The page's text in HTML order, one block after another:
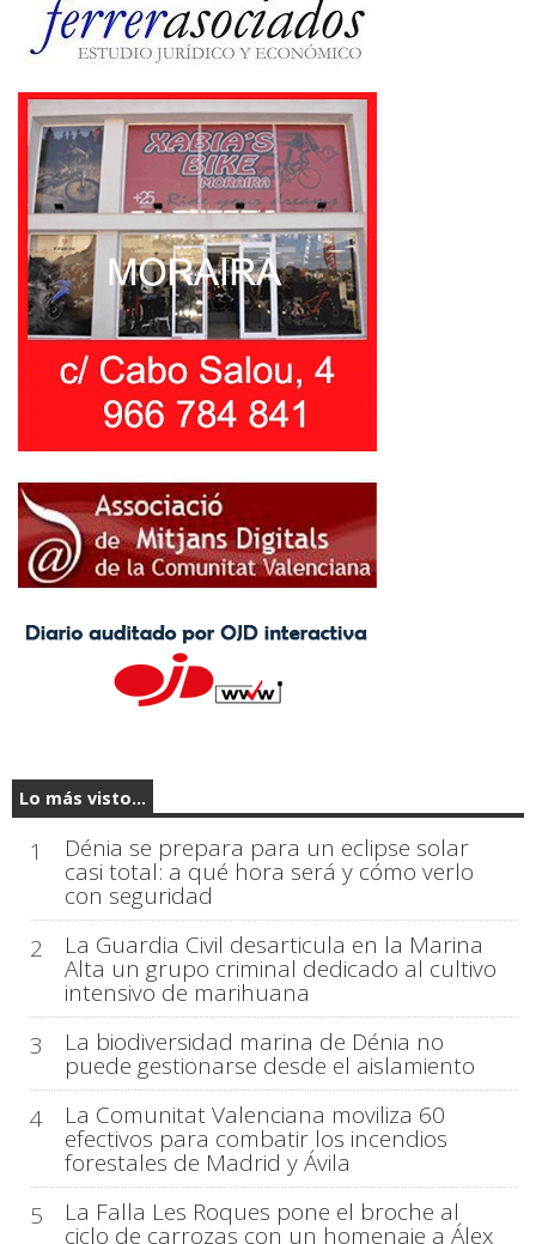
Lo más visto...
1 Dénia se prepara para un eclipse solar
casi total: a qué hora será y cómo verlo
con seguridad
2
La Guardia Civil desarticula en la Marina
Alta un grupo criminal dedicado al cultivo
intensivo de marihuana
3
La biodiversidad marina de Dénia no
puede gestionarse desde el aislamiento
4
La Comunitat Valenciana moviliza 60
efectivos para combatir los incendios
forestales de Madrid y Ávila
5
La Falla Les Roques pone el broche al
ciclo de carrozas con un homenaje a Álex